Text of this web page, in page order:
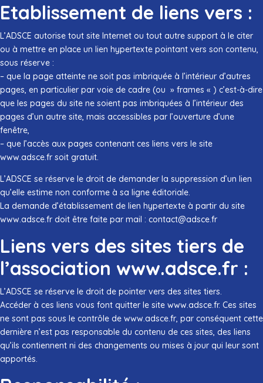
Etablissement de liens vers :
L’ADSCE autorise tout site Internet ou tout autre support à le citer
ou à mettre en place un lien hypertexte pointant vers son contenu,
sous réserve :
– que la page atteinte ne soit pas imbriquée à l’intérieur d’autres
pages, en particulier par voie de cadre (ou » frames « ) c’est-à-dire
que les pages du site ne soient pas imbriquées à l’intérieur des
pages d’un autre site, mais accessibles par l’ouverture d’une
fenêtre,
– que l’accès aux pages contenant ces liens vers le site
www.adsce.fr soit gratuit.
L’ADSCE se réserve le droit de demander la suppression d’un lien
qu’elle estime non conforme à sa ligne éditoriale.
La demande d’établissement de lien hypertexte à partir du site
www.adsce.fr doit être faite par mail : contact@adsce.fr
Liens vers des sites tiers de
l’association www.adsce.fr :
L’ADSCE se réserve le droit de pointer vers des sites tiers.
Accéder à ces liens vous font quitter le site www.adsce.fr. Ces sites
ne sont pas sous le contrôle de www.adsce.fr, par conséquent cette
dernière n’est pas responsable du contenu de ces sites, des liens
qu’ils contiennent ni des changements ou mises à jour qui leur sont
apportés.